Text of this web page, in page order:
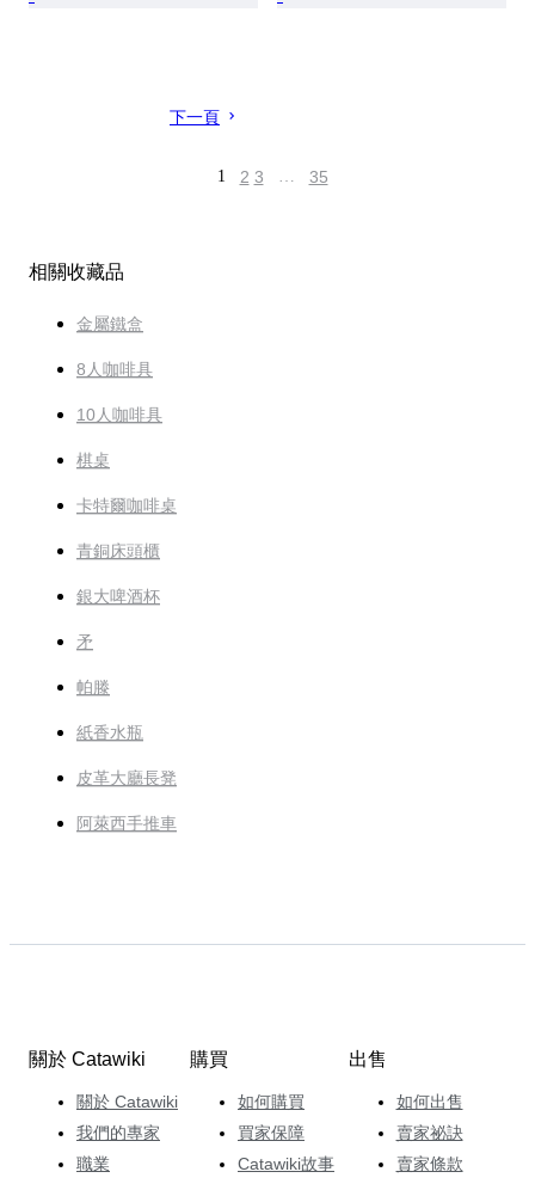
下一頁
1 2 3 … 35
相關收藏品
金屬鐵盒
8人咖啡具
10人咖啡具
棋桌
卡特爾咖啡桌
青銅床頭櫃
銀大啤酒杯
矛
帕滕
紙香水瓶
皮革大廳長凳
阿萊西手推車
關於 Catawiki
關於 Catawiki
我們的專家
職業
購買
如何購買
買家保障
Catawiki故事
出售
如何出售
賣家祕訣
賣家條款